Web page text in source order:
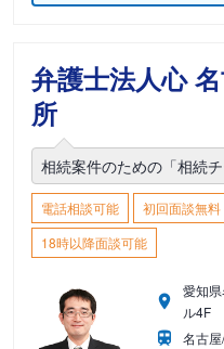
弁護士法人心
所
相続案件のための「相続
電話相談可能 初回面談無料
18時以降面談可能
愛知
ル4F
名古